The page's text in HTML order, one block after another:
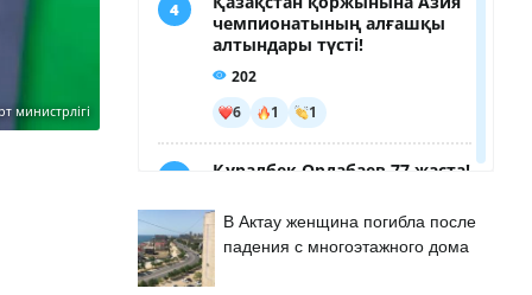
министрлігі
В Актау женщина погибла после
падения с многоэтажного дома